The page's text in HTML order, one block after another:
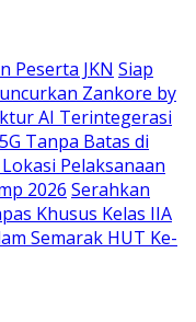
Peserta JKN Siap
Zankore by
AI Terintegerasi
Tanpa Batas di
Pelaksanaan
2026 Serahkan
Khusus Kelas IIA
Semarak HUT Ke-